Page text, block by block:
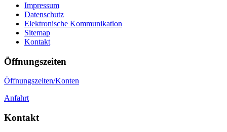
Impressum
Datenschutz
Elektronische Kommunikation
Sitemap
Kontakt
Öffnungszeiten
Öffnungszeiten/Konten
Anfahrt
Kontakt